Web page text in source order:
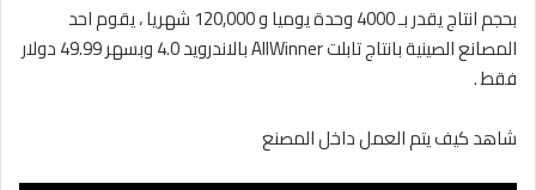
بحجم انتاج يقدر بـ 4000 وحدة يوميا و 120,000 شهريا ، يقوم احد
المصانع الصينية بانتاج تابلت AllWinner بالاندرويد 4.0 وبسهر 49.99 دولار
فقط .
شاهد كيف يتم العمل داخل المصنع